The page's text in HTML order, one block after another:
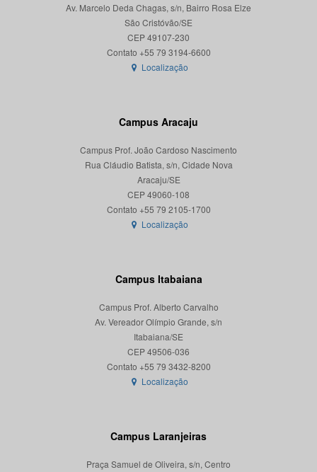
Av. Marcelo Deda Chagas, s/n, Bairro Rosa Elze
São Cristóvão/SE
CEP 49107-230
Localização
Campus Aracaju
Campus Prof. João Cardoso Nascimento
Rua Cláudio Batista, s/n, Cidade Nova
Aracaju/SE
CEP 49060-108
Localização
Campus Itabaiana
Campus Prof. Alberto Carvalho
Av. Vereador Olímpio Grande, s/n
Itabaiana/SE
CEP 49506-036
Localização
Campus Laranjeiras
Praça Samuel de Oliveira, s/n, Centro